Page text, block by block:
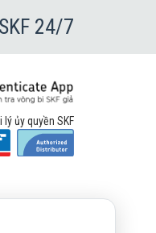
24/7
lý ủy quyền SKF